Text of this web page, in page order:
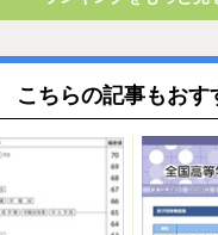
こちらの記事もおす